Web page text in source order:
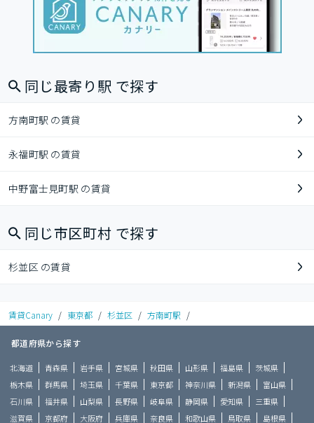
同じ最寄り駅 で探す
方南町駅 の賃貸
永福町駅 の賃貸
中野富士見町駅 の賃貸
同じ市区町村 で探す
杉並区 の賃貸
賃貸Canary / 東京都 / 杉並区 / 方南町駅 /
都道府県から探す
北海道 青森県 岩手県 宮城県 秋田県 山形県 福島県
茨城県
栃木県
群馬県 埼玉県 千葉県 東京都 神奈川県 新潟県
富山県
石川県
福井県 山梨県 長野県 岐阜県 静岡県 愛知県
三重県
滋賀県
京都府 大阪府 兵庫県 奈良県 和歌山県 鳥取県 島根県